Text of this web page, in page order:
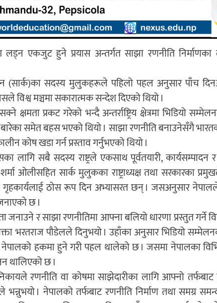
एकजुट हुने प्रयास अन्तर्गत साझा रणनीति निर्माणका
(सार्क)का सदस्य मुलुकहरूले पहिलो पहल अनुसार पाँच
विश्व मञ्चमा सकारात्मक सन्देश दिएको थियो ।
क्षमता प्रकट गरेको भन्दै अन्तर्राष्ट्रिय क्षेत्रमा भिडियो
समेत बहस भएको थियो । साझा रणनीति बनाउनेसँगै भारतका
कोष खडा गर्न प्रस्ताव गर्नुभएको थियो ।
लागि सबै सदस्य राष्ट्रले एकसाथ पूर्वतयारी,
शर्मा ओलीसहित सार्क मुलुकका राष्ट्राध्यक्ष तथा सरकारका
ठोस रूप दिन अभ्यासरत छन् । जसअनुसार
छ ।
र साझा रणनीतिमा आफ्ना बलियो धारणा प्रस्तुत गर्ने
भरतराज पौडेलले दिनुभयो । उहाँका अनुसार भिडियो
नेपालको हकमा हुने गरी पहल थालेको छ । जसमा नेपालका
थालिएको छ ।
रणनीति वा कोषमा साझेदारीका लागि आफ्नो तर्फबाट
। नेपालको तर्फबाट रणनीति निर्माण तथा समग्र